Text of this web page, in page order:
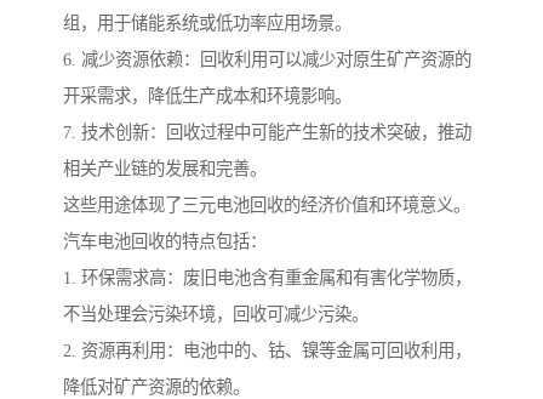
组，用于储能系统或低功率应用场景。
6. 减少资源依赖：回收利用可以减少对原生矿产资源的
开采需求，降低生产成本和环境影响。
7. 技术创新：回收过程中可能产生新的技术突破，推动
相关产业链的发展和完善。
这些用途体现了三元电池回收的经济价值和环境意义。
汽车电池回收的特点包括：
1. 环保需求高：废旧电池含有重金属和有害化学物质，
不当处理会污染环境，回收可减少污染。
2. 资源再利用：电池中的、钴、镍等金属可回收利用，
降低对矿产资源的依赖。